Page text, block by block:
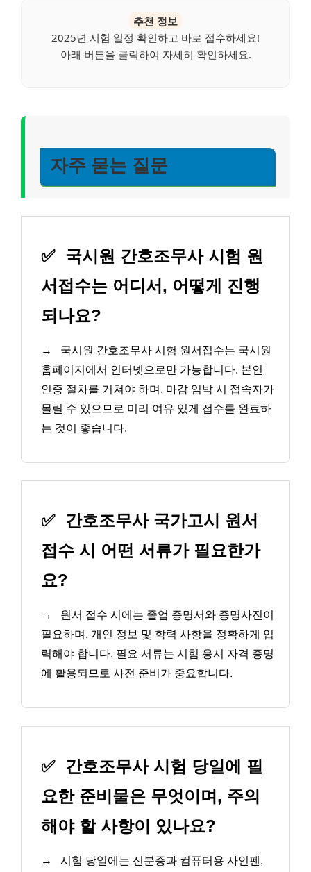
추천 정보
2025년 시험 일정 확인하고 바로 접수하세요!
아래 버튼을 클릭하여 자세히 확인하세요.
자주 묻는 질문
✅ 국시원 간호조무사 시험 원
서접수는 어디서, 어떻게 진행
되나요?
→
국시원 간호조무사 시험 원서접수는 국시원
홈페이지에서 인터넷으로만 가능합니다. 본인
인증 절차를 거쳐야 하며, 마감 임박 시 접속자가
몰릴 수 있으므로 미리 여유 있게 접수를 완료하
는 것이 좋습니다.
✅
간호조무사 국가고시 원서
접수 시 어떤 서류가 필요한가
요?
→
원서 접수 시에는 졸업 증명서와 증명사진이
필요하며, 개인 정보 및 학력 사항을 정확하게 입
력해야 합니다. 필요 서류는 시험 응시 자격 증명
에 활용되므로 사전 준비가 중요합니다.
✅
간호조무사 시험 당일에 필
요한 준비물은 무엇이며, 주의
해야 할 사항이 있나요?
→
시험 당일에는 신분증과 컴퓨터용 사인펜,